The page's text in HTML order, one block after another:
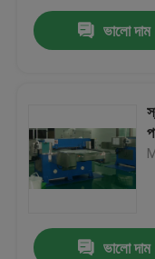
ভালো দাম
ভালো দাম